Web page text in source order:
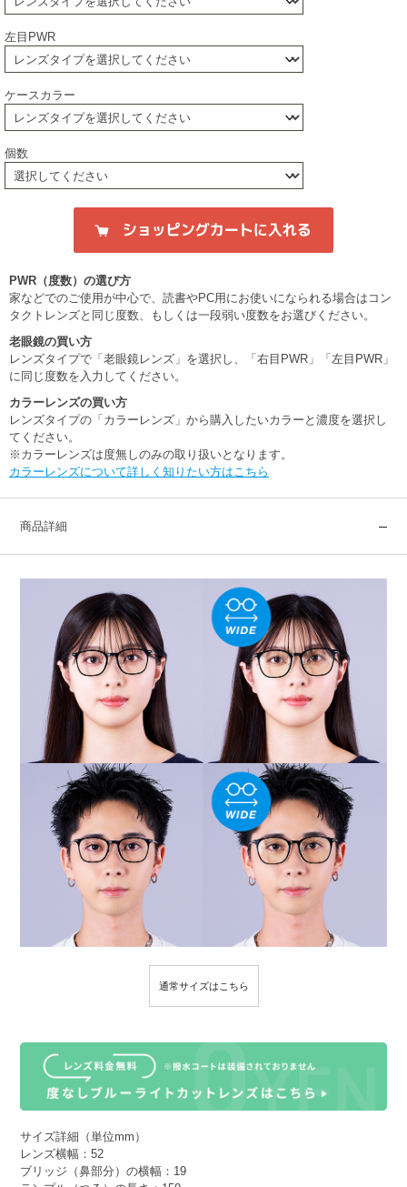
左目PWR
ケースカラー
個数
PWR（度数）の選び方
家などでのご使用が中心で、読書やPC用にお使いになられる場合はコン
タクトレンズと同じ度数、もしくは一段弱い度数をお選びください。
老眼鏡の買い方
レンズタイプで「老眼鏡レンズ」を選択し、「右目PWR」「左目PWR」
に同じ度数を入力してください。
カラーレンズの買い方
レンズタイプの「カラーレンズ」から購入したいカラーと濃度を選択し
てください。
※カラーレンズは度無しのみの取り扱いとなります。
カラーレンズについて詳しく知りたい方はこちら
商品詳細
通常サイズはこちら
サイズ詳細（単位mm）
レンズ横幅：52
ブリッジ（鼻部分）の横幅：19